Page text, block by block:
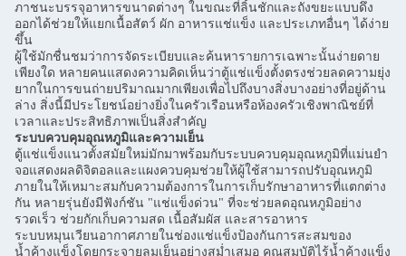
ภาชนะบรรจุอาหารขนาดต่างๆ ในขณะที่ลิ้นชักและถังขยะแบบดึง
ออกได้ช่วยให้แยกเนื้อสัตว์ ผัก อาหารแช่แข็ง และประเภทอื่นๆ ได้ง่าย
ขึ้น
ผู้ใช้มักชื่นชมว่าการจัดระเบียบและค้นหารายการเฉพาะนั้นง่ายดาย
เพียงใด หลายคนแสดงความคิดเห็นว่าตู้แช่แข็งตั้งตรงช่วยลดความยุ่ง
ยากในการขนถ่ายปริมาณมากเพียงเพื่อไปถึงบางสิ่งบางอย่างที่อยู่ด้าน
ล่าง สิ่งนี้มีประโยชน์อย่างยิ่งในครัวเรือนหรือห้องครัวเชิงพาณิชย์ที่
เวลาและประสิทธิภาพเป็นสิ่งสำคัญ
ระบบควบคุมอุณหภูมิและความเย็น
ตู้แช่แข็งแนวตั้งสมัยใหม่มักมาพร้อมกับระบบควบคุมอุณหภูมิที่แม่นยำ
จอแสดงผลดิจิตอลและแผงควบคุมช่วยให้ผู้ใช้สามารถปรับอุณหภูมิ
ภายในให้เหมาะสมกับความต้องการในการเก็บรักษาอาหารที่แตกต่าง
กัน หลายรุ่นยังมีฟังก์ชัน "แช่แข็งด่วน" ที่จะช่วยลดอุณหภูมิอย่าง
รวดเร็ว ช่วยกักเก็บความสด เนื้อสัมผัส และสารอาหาร
ระบบหมุนเวียนอากาศภายในช่องแช่แข็งป้องกันการสะสมของ
น้ำค้างแข็งโดยกระจายลมเย็นอย่างสม่ำเสมอ คุณสมบัติไร้น้ำค้างแข็ง